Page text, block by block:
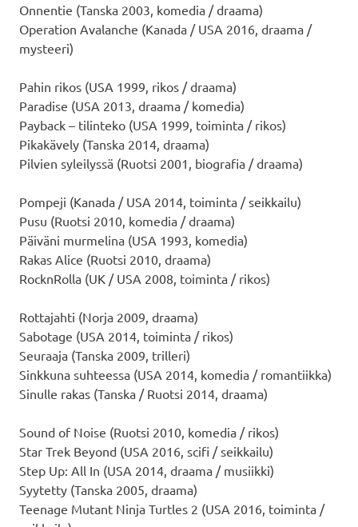
Onnentie (Tanska 2003, komedia / draama)
Operation Avalanche (Kanada / USA 2016, draama /
mysteeri)
Pahin rikos (USA 1999, rikos / draama)
Paradise (USA 2013, draama / komedia)
Payback – tilinteko (USA 1999, toiminta / rikos)
Pikakävely (Tanska 2014, draama)
Pilvien syleilyssä (Ruotsi 2001, biografia / draama)
Pompeji (Kanada / USA 2014, toiminta / seikkailu)
Pusu (Ruotsi 2010, komedia / draama)
Päiväni murmelina (USA 1993, komedia)
Rakas Alice (Ruotsi 2010, draama)
RocknRolla (UK / USA 2008, toiminta / rikos)
Rottajahti (Norja 2009, draama)
Sabotage (USA 2014, toiminta / rikos)
Seuraaja (Tanska 2009, trilleri)
Sinkkuna suhteessa (USA 2014, komedia / romantiikka)
Sinulle rakas (Tanska / Ruotsi 2014, draama)
Sound of Noise (Ruotsi 2010, komedia / rikos)
Star Trek Beyond (USA 2016, scifi / seikkailu)
Step Up: All In (USA 2014, draama / musiikki)
Syytetty (Tanska 2005, draama)
Teenage Mutant Ninja Turtles 2 (USA 2016, toiminta /